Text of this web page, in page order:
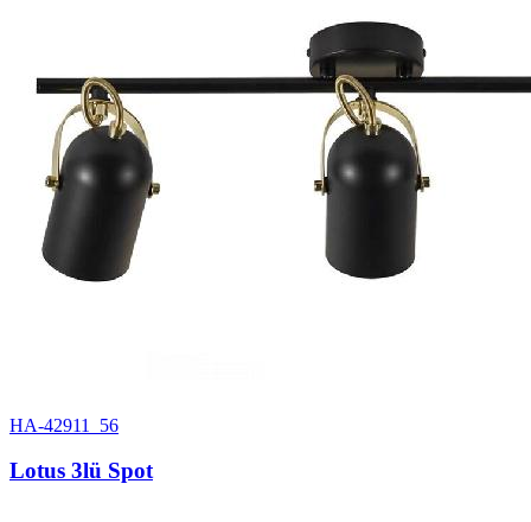
HA-42911_56
Lotus 3lü Spot